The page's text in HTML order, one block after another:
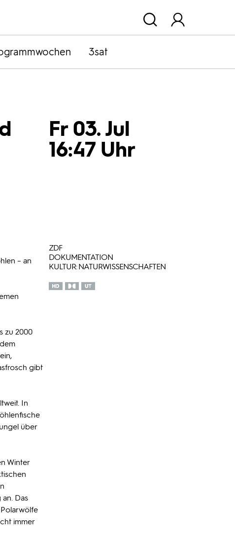
3sat
Fr 03. Jul
16:47 Uhr
– an
zu 2000
gibt
In
über
Winter
Das
immer
ZDF
DOKUMENTATION
KULTUR: NATURWISSENSCHAFTEN